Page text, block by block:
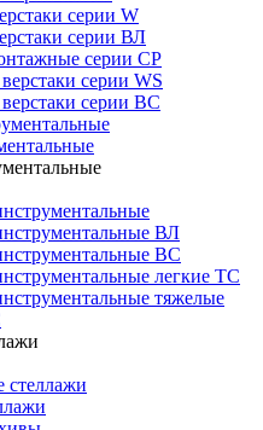
серии W
серии ВЛ
серии СР
серии WS
серии ВС
ВЛ
ВС
легкие ТС
тяжелые
стеллажи